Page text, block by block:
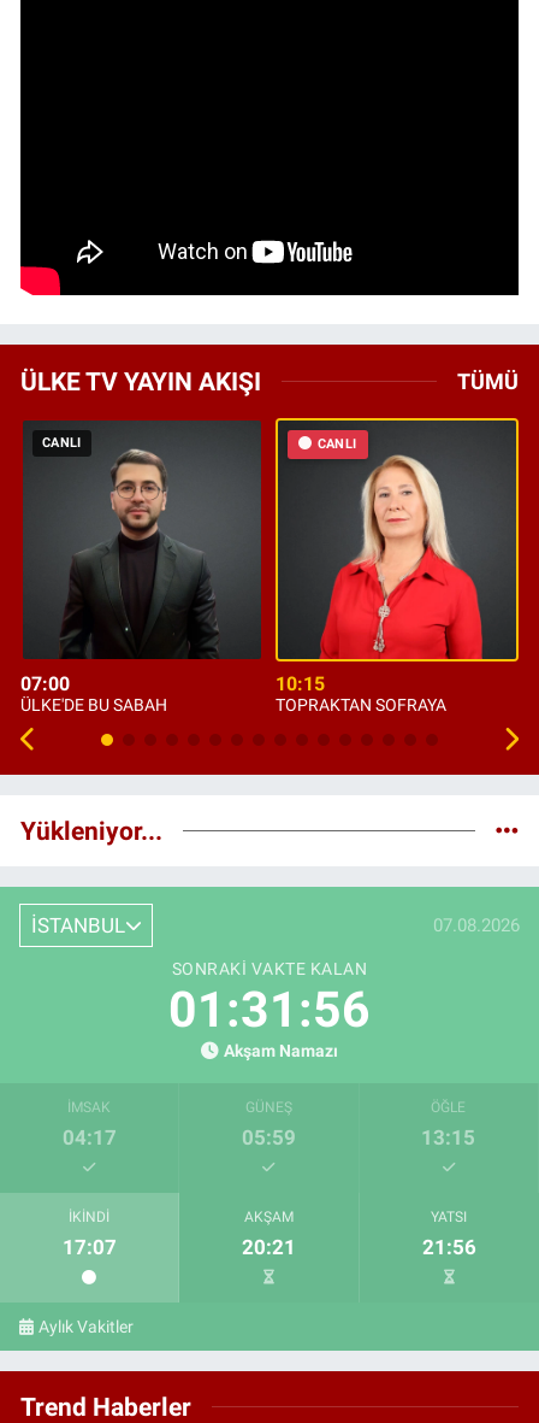
ÜLKE TV YAYIN AKIŞI TÜMÜ
CANLI
07:00
ÜLKE'DE BU SABAH
CANLI
10:15
TOPRAKTAN SOFRAYA
Yükleniyor...
İSTANBUL 07.08.2026
SONRAKI VAKTE KALAN
01:31:55
Akşam Namazı
İMSAK
04:17
GÜNEŞ
05:59
ÖĞLE
13:15
İKINDI
17:07
AKŞAM
20:21
YATSI
21:56
Aylık Vakitler
Trend Haberler